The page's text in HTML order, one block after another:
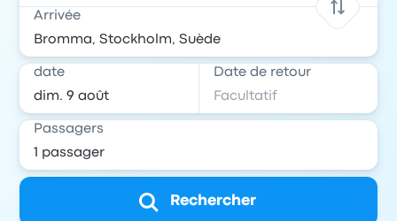
Arrivée
date Date de retour
Passagers
Rechercher